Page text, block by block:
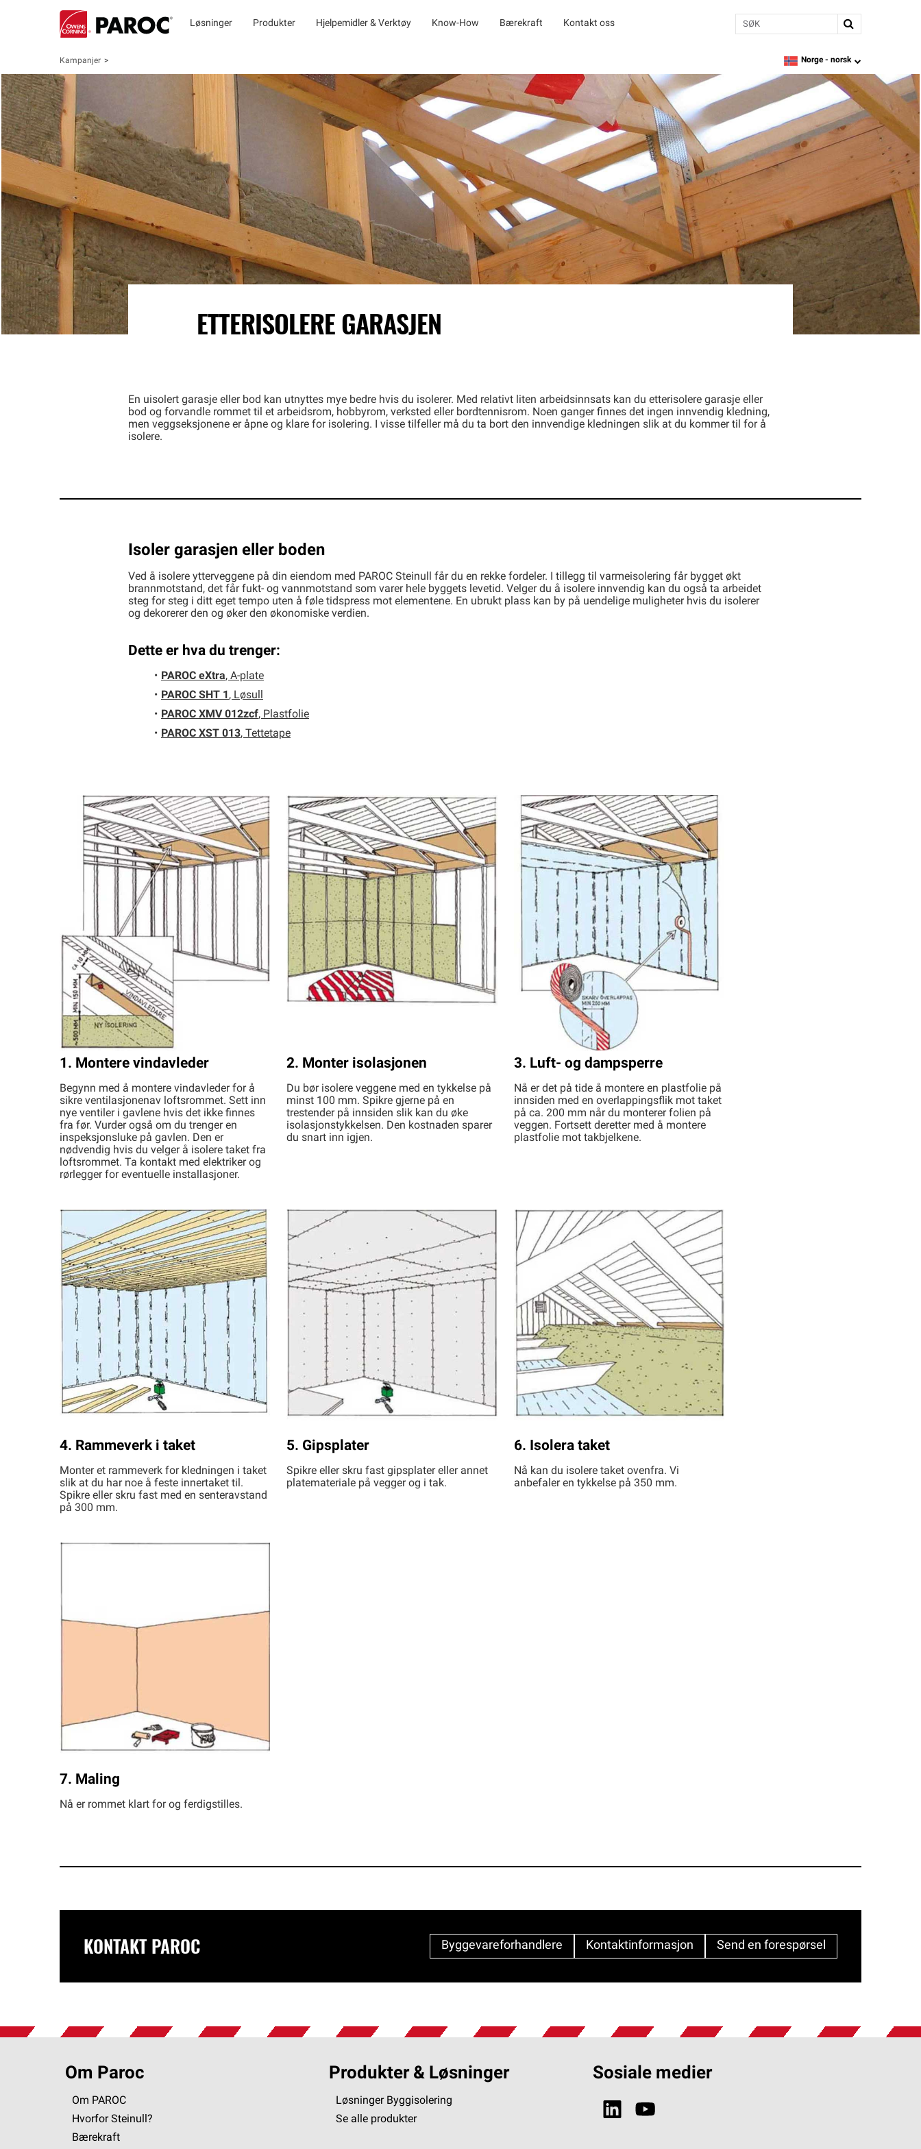
Løsninger Produkter Hjelpemidler & Verktøy Know-How Bærekraft Kontakt oss Søk
Kampanjer language
Norge - norsk
ETTERISOLERE GARASJEN
En uisolert garasje eller bod kan utnyttes mye bedre hvis du isolerer. Med relativt liten arbeidsinnsats kan du etterisolere garasje eller
bod og forvandle rommet til et arbeidsrom, hobbyrom, verksted eller bordtennisrom. Noen ganger finnes det ingen innvendig kledning,
men veggseksjonene er åpne og klare for isolering. I visse tilfeller må du ta bort den innvendige kledningen slik at du kommer til for å
isolere.
Isoler garasjen eller boden
Ved å isolere ytterveggene på din eiendom med PAROC Steinull får du en rekke fordeler. I tillegg til varmeisolering får bygget økt
brannmotstand, det får fukt- og vannmotstand som varer hele byggets levetid. Velger du å isolere innvendig kan du også ta arbeidet
steg for steg i ditt eget tempo uten å føle tidspress mot elementene. En ubrukt plass kan by på uendelige muligheter hvis du isolerer
og dekorerer den og øker den økonomiske verdien.
Dette er hva du trenger:
PAROC eXtra, A-plate
PAROC SHT 1 , Løsull
PAROC XMV 012zcf, Plastfolie
PAROC XST 013, Tettetape
1. Montere vindavleder
Begynn med å montere vindavleder for å
sikre ventilasjonenav loftsrommet. Sett inn
nye ventiler i gavlene hvis det ikke finnes
fra før. Vurder også om du trenger en
inspeksjonsluke på gavlen. Den er
nødvendig hvis du velger å isolere taket fra
loftsrommet. Ta kontakt med elektriker og
rørlegger for eventuelle installasjoner.
2. Monter isolasjonen
Du bør isolere veggene med en tykkelse på
minst 100 mm. Spikre gjerne på en
trestender på innsiden slik kan du øke
isolasjonstykkelsen. Den kostnaden sparer
du snart inn igjen.
3. Luft- og dampsperre
Nå er det på tide å montere en plastfolie på
innsiden med en overlappingsflik mot taket
på ca. 200 mm når du monterer folien på
veggen. Fortsett deretter med å montere
plastfolie mot takbjelkene.
4. Rammeverk i taket
Monter et rammeverk for kledningen i taket
slik at du har noe å feste innertaket til.
Spikre eller skru fast med en senteravstand
på 300 mm.
5. Gipsplater
Spikre eller skru fast gipsplater eller annet
platemateriale på vegger og i tak.
6. Isolera taket
Nå kan du isolere taket ovenfra. Vi
anbefaler en tykkelse på 350 mm.
7. Maling
Nå er rommet klart for og ferdigstilles.
KONTAKT PAROC Byggevareforhandlere Kontaktinformasjon Send en forespørsel
Om Paroc
Om PAROC
Hvorfor Steinull?
Bærekraft
Produkter & Løsninger
Løsninger Byggisolering
Se alle produkter
Sosiale medier